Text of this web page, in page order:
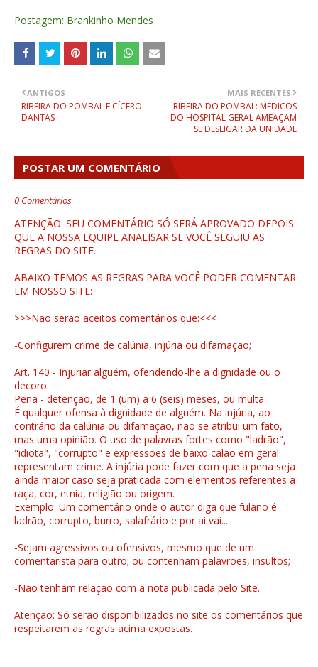
Postagem: Brankinho Mendes
MAIS RECENTES
RIBEIRA DO POMBAL: MÉDICOS
DO HOSPITAL GERAL AMEAÇAM
SE DESLIGAR DA UNIDADE
ANTIGOS
RIBEIRA DO POMBAL E CÍCERO
DANTAS
POSTAR UM COMENTÁRIO
0 Comentários
ATENÇÃO: SEU COMENTÁRIO SÓ SERÁ APROVADO DEPOIS
QUE A NOSSA EQUIPE ANALISAR SE VOCÊ SEGUIU AS
REGRAS DO SITE.
ABAIXO TEMOS AS REGRAS PARA VOCÊ PODER COMENTAR
EM NOSSO SITE:
>>>Não serão aceitos comentários que:<<<
-Configurem crime de calúnia, injúria ou difamação;
Art. 140 - Injuriar alguém, ofendendo-lhe a dignidade ou o
decoro.
Pena - detenção, de 1 (um) a 6 (seis) meses, ou multa.
É qualquer ofensa à dignidade de alguém. Na injúria, ao
contrário da calúnia ou difamação, não se atribui um fato,
mas uma opinião. O uso de palavras fortes como "ladrão",
"idiota", "corrupto" e expressões de baixo calão em geral
representam crime. A injúria pode fazer com que a pena seja
ainda maior caso seja praticada com elementos referentes a
raça, cor, etnia, religião ou origem.
Exemplo: Um comentário onde o autor diga que fulano é
ladrão, corrupto, burro, salafrário e por ai vai...
-Sejam agressivos ou ofensivos, mesmo que de um
comentarista para outro; ou contenham palavrões, insultos;
-Não tenham relação com a nota publicada pelo Site.
Atenção: Só serão disponibilizados no site os comentários que
respeitarem as regras acima expostas.